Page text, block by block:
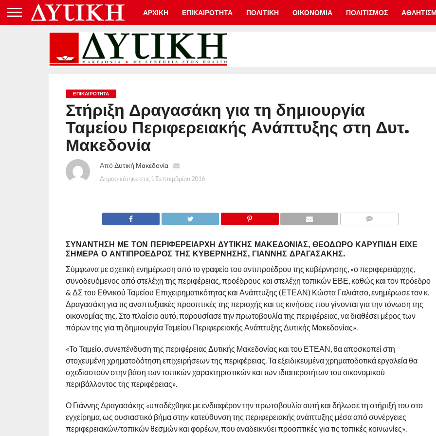
ΑΡΧΙΚΗ ΕΠΙΚΑΙΡΟΤΗΤΑ ΠΟΛΙΤΙΚΗ ΟΙΚΟΝΟΜΙΑ ΠΟΛΙΤΙΣΜΟΣ
ΕΠΙΚΑΙΡΟΤΗΤΑ
Στήριξη Δραγασάκη για τη δημιουργία
Ταμείου Περιφερειακής Ανάπτυξης στη Δυτ.
Μακεδονία
ΑπόΔυτική Μακεδονία
Δημοσιεύτηκε στις 1 Σεπτεμβρίου 2016
ΣΥΝΆΝΤΗΣΗ ΜΕ ΤΟΝ ΠΕΡΙΦΕΡΕΙΆΡΧΗ ΔΥΤΙΚΉΣ ΜΑΚΕΔΟΝΊΑΣ, ΘΕΌΔΩΡΟ ΚΑΡΥΠΊΔΗ ΕΊΧΕ
ΣΉΜΕΡΑ Ο ΑΝΤΙΠΡΌΕΔΡΟΣ ΤΗΣ ΚΥΒΈΡΝΗΣΗΣ, ΓΙΆΝΝΗΣ ΔΡΑΓΑΣΆΚΗΣ.
Σύμφωνα με σχετική ενημέρωση από το γραφείο του αντιπροέδρου της κυβέρνησης, «ο περιφερειάρχης,
συνοδευόμενος από στελέχη της περιφέρειας, προέδρους και στελέχη τοπικών ΕΒΕ, καθώς και τον πρόεδρο
& ΔΣ του Εθνικού Ταμείου Επιχειρηματικότητας και Ανάπτυξης (ΕΤΕΑΝ) Κώστα Γαλιάτσο, ενημέρωσε τον κ.
Δραγασάκη για τις αναπτυξιακές προοπτικές της περιοχής και τις κινήσεις που γίνονται για την τόνωση της
οικονομίας της. Στο πλαίσιο αυτό, παρουσίασε την πρωτοβουλία της περιφέρειας, να διαθέσει μέρος των
πόρων της για τη δημιουργία Ταμείου Περιφερειακής Ανάπτυξης Δυτικής Μακεδονίας».
«Το Ταμείο, συνεπένδυση της περιφέρειας Δυτικής Μακεδονίας και του ΕΤΕΑΝ, θα αποσκοπεί στη
στοχευμένη χρηματοδότηση επιχειρήσεων της περιφέρειας. Τα εξειδικευμένα χρηματοδοτικά εργαλεία θα
σχεδιαστούν στην βάση των τοπικών χαρακτηριστικών και των ιδιαιτεροτήτων του οικονομικού
περιβάλλοντος της περιφέρειας».
Ο Γιάννης Δραγασάκης «υποδέχθηκε με ενδιαφέρον την πρωτοβουλία αυτή και δήλωσε τη στήριξή του στο
εγχείρημα, ως ουσιαστικό βήμα στην κατεύθυνση της περιφερειακής ανάπτυξης μέσα από συνέργειες
περιφερειακών/τοπικών θεσμών και φορέων, που αναδεικνύει προοπτικές για τις τοπικές κοινωνίες».